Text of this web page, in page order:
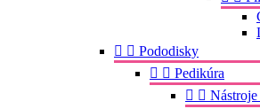
  Pododisky
  Pedikúra
 